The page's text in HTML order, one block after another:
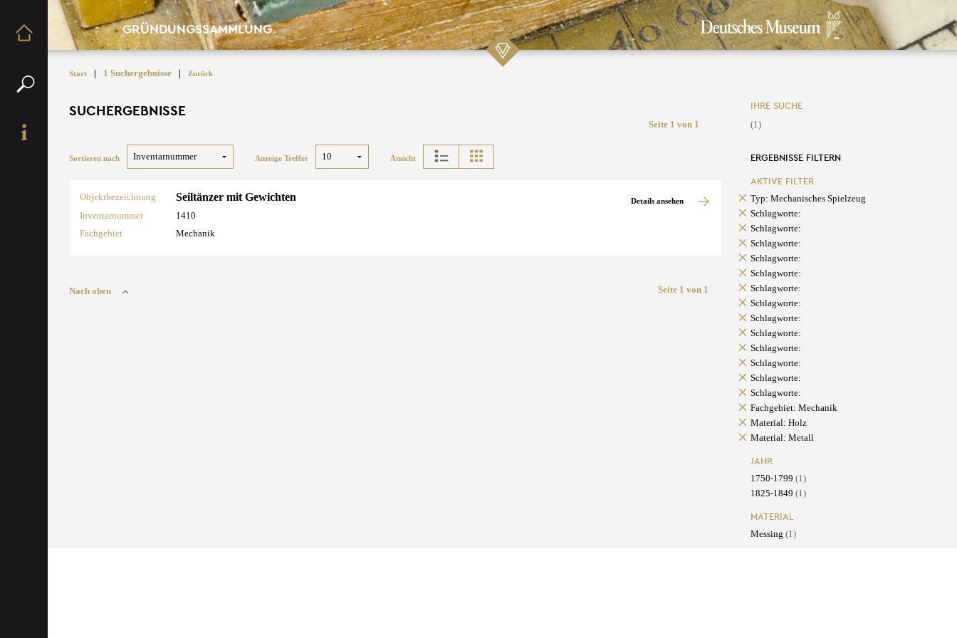
GRÜNDUNGSSAMMLUNG
Start | 1 Suchergebnisse | Zurück
SUCHERGEBNISSE
Seite 1 von 1
Sortieren nach Anzeige Treffer Ansicht
Objektbezeichnung Seiltänzer mit Gewichten
Inventarnummer
1410
Fachgebiet
Mechanik
Details ansehen
Nach oben Seite 1 von 1
IHRE SUCHE
(1)
ERGEBNISSE FILTERN
AKTIVE FILTER
Typ: Mechanisches Spielzeug
Schlagworte:
Schlagworte:
Schlagworte:
Schlagworte:
Schlagworte:
Schlagworte:
Schlagworte:
Schlagworte:
Schlagworte:
Schlagworte:
Schlagworte:
Schlagworte:
Schlagworte:
Fachgebiet: Mechanik
Material: Holz
Material: Metall
JAHR
1750-1799 (1)
1825-1849 (1)
MATERIAL
Messing (1)